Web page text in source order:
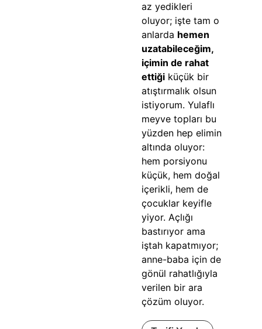
az yedikleri
oluyor; işte tam o
anlarda hemen
uzatabileceğim,
içimin de rahat
ettiğiküçük bir
atıştırmalık olsun
istiyorum. Yulaflı
meyve topları bu
yüzden hep elimin
altında oluyor:
hem porsiyonu
küçük, hem doğal
içerikli, hem de
çocuklar keyifle
yiyor. Açlığı
bastırıyor ama
iştah kapatmıyor;
anne-baba için de
gönül rahatlığıyla
verilen bir ara
çözüm oluyor.